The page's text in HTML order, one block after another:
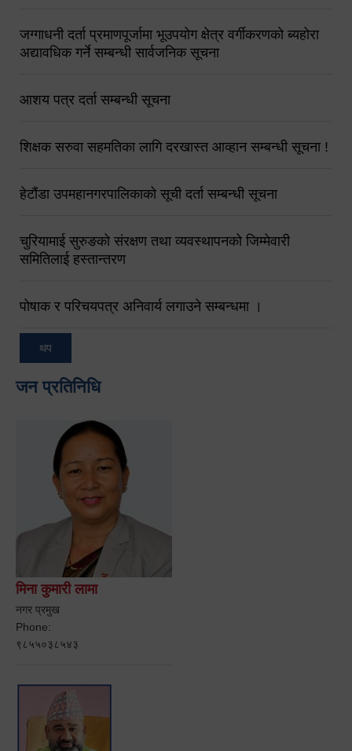
जग्गाधनी दर्ता प्रमाणपूर्जामा भूउपयोग क्षेत्र वर्गीकरणको ब्यहोरा
अद्यावधिक गर्ने सम्बन्धी सार्वजनिक सूचना
आशय पत्र दर्ता सम्बन्धी सूचना
शिक्षक सरुवा सहमतिका लागि दरखास्त आव्हान सम्बन्धी सूचना !
हेटौंडा उपमहानगरपालिकाको सूची दर्ता सम्बन्धी सूचना
चुरियामाई सुरुङको संरक्षण तथा व्यवस्थापनको जिम्मेवारी
समितिलाई हस्तान्तरण
पोषाक र परिचयपत्र अनिवार्य लगाउने सम्बन्धमा ।
थप
जन प्रतिनिधि
मिना कुमारी लामा
नगर प्रमुख
Phone:
९८५५०३८५४३